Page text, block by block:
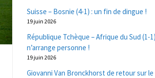
Suisse – Bosnie (4-1) : un fin de dingue !
19 juin 2026
République Tchèque – Afrique du Sud (1-
n’arrange personne !
19 juin 2026
Giovanni Van Bronckhorst de retour sur le